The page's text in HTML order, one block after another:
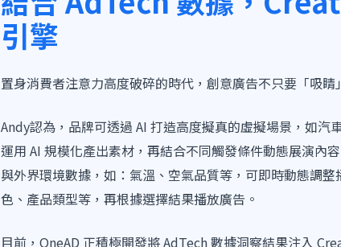
引擎
置身消費者注意力高度破碎的時代，創意廣告不只要「吸
Andy認為，品牌可透過 AI 打造高度擬真的虛擬場景，如
運用 AI 規模化產出素材，再結合不同觸發條件動態展演內
與外界環境數據，如：氣溫、空氣品質等，可即時動態調
色、產品類型等，再根據選擇結果播放廣告。
目前，OneAD 正積極開發將 AdTech 數據洞察結果注入